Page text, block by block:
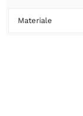
Materiale